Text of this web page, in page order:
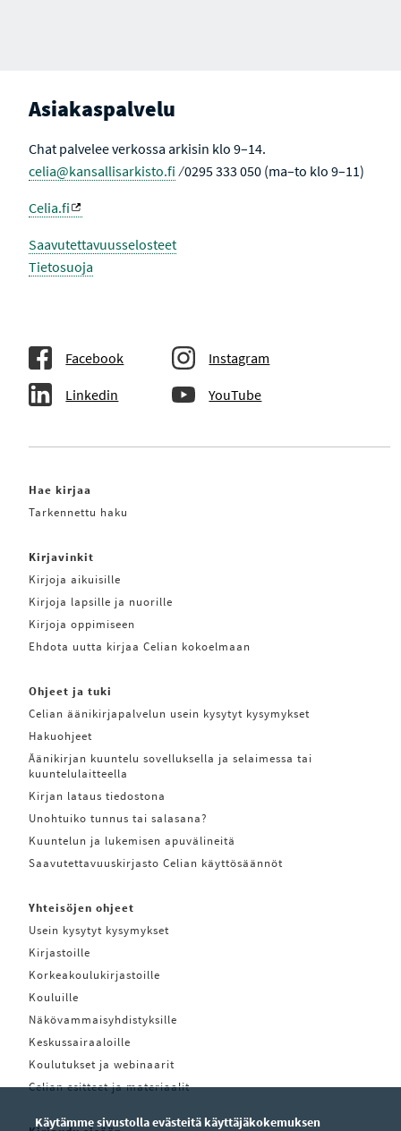
Asiakaspalvelu
Chat palvelee verkossa arkisin klo 9–14.
celia@kansallisarkisto.fi ⁄ 0295 333 050 (ma–to klo 9–11)
Celia.fi
Saavutettavuusselosteet
Tietosuoja
Facebook Instagram
Linkedin YouTube
Hae kirjaa
Tarkennettu haku
Kirjavinkit
Kirjoja aikuisille
Kirjoja lapsille ja nuorille
Kirjoja oppimiseen
Ehdota uutta kirjaa Celian kokoelmaan
Ohjeet ja tuki
Celian äänikirjapalvelun usein kysytyt kysymykset
Hakuohjeet
Äänikirjan kuuntelu sovelluksella ja selaimessa tai
kuuntelulaitteella
Kirjan lataus tiedostona
Unohtuiko tunnus tai salasana?
Kuuntelun ja lukemisen apuvälineitä
Saavutettavuuskirjasto Celian käyttösäännöt
Yhteisöjen ohjeet
Usein kysytyt kysymykset
Kirjastoille
Korkeakoulukirjastoille
Kouluille
Näkövammaisyhdistyksille
Keskussairaaloille
Koulutukset ja webinaarit
Celian esitteet ja materiaalit
Käytämme sivustolla evästeitä käyttäjäkokemuksen